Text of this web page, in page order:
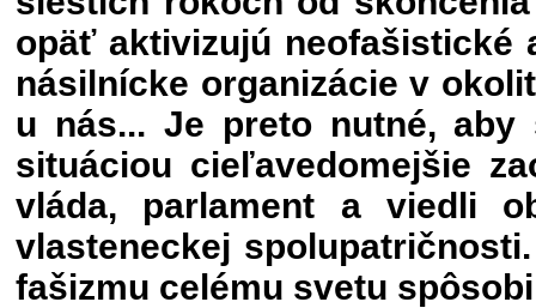
opäť aktivizujú neofašistické
násilnícke organizácie v
u nás... Je preto nutné, aby
situáciou cieľavedomejšie
vláda, parlament a viedli
vlasteneckej
fašizmu celému svetu